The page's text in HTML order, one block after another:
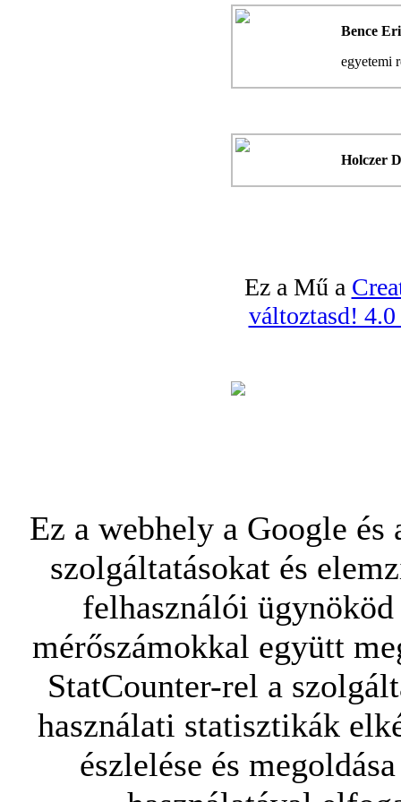
Bence
egyetemi
Holczer
Ez a Mű a
változtasd!
Ez a webhely a Google
szolgáltatásokat és
felhasználói
mérőszámokkal együtt
StatCounter-rel a
használati statisztikák
észlelése és